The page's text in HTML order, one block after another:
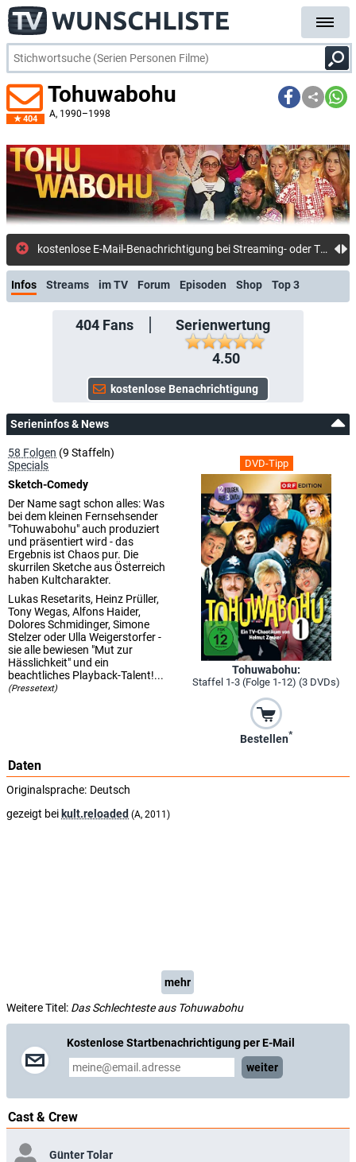
404
Tohuwabohu
A, 1990–1998
kostenlose E-Mail-Benachrichtigung bei Streaming- oder TV-Start
Infos Streams im TV Forum Episoden Shop Top 3
404Fans
Serienwertung
4.50
Serieninfos & News
DVD-Tipp
Tohuwabohu:
Staffel 1-3 (Folge 1-12) (3 DVDs)
Bestellen*
58 Folgen (9 Staffeln)
Specials
Sketch-Comedy
Der Name sagt schon alles: Was
bei dem kleinen Fernsehsender
"Tohuwabohu" auch produziert
und präsentiert wird - das
Ergebnis ist Chaos pur. Die
skurrilen Sketche aus Österreich
haben Kultcharakter.
Lukas Resetarits, Heinz Prüller,
Tony Wegas, Alfons Haider,
Dolores Schmidinger, Simone
Stelzer oder Ulla Weigerstorfer -
sie alle bewiesen "Mut zur
Hässlichkeit" und ein
beachtliches Playback-Talent!...
(Pressetext)
Daten
Originalsprache: Deutsch
gezeigt bei kult.reloaded (A, 2011)
mehr
Weitere Titel: Das Schlechteste aus Tohuwabohu
Kostenlose Startbenachrichtigung per E-Mail
weiter
Cast & Crew
Günter Tolar